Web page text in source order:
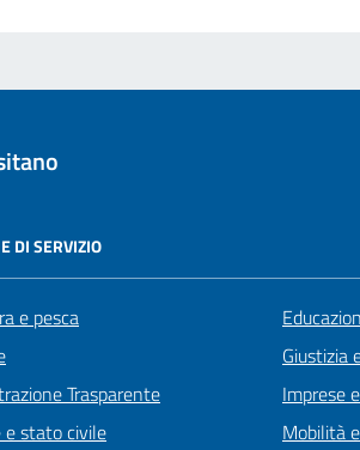
DI SERVIZIO
e pesca
Trasparente
e stato civile
Giustizia
Imprese
Mobilità